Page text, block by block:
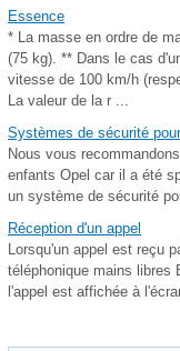
Essence
* La masse en ordre de
(75 kg). ** Dans le cas
vitesse de 100 km/h
La valeur de la r ...
Systèmes de sécurité
Nous vous
enfants Opel car il a été
un système de sécurité
Réception d'un appel
Lorsqu'un appel est reçu
téléphonique mains libres
l'appel est affichée à